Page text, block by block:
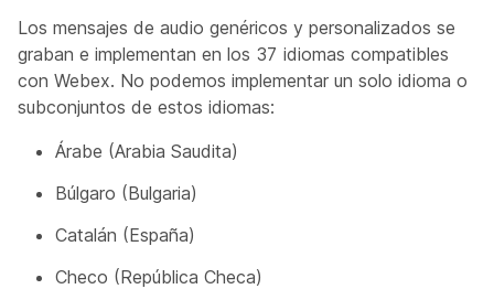
Los mensajes de audio genéricos y personalizados se
graban e implementan en los 37 idiomas compatibles
con Webex. No podemos implementar un solo idioma o
subconjuntos de estos idiomas:
Árabe (Arabia Saudita)
Búlgaro (Bulgaria)
Catalán (España)
Checo (República Checa)